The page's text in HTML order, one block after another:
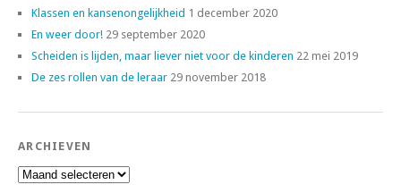
Klassen en kansenongelijkheid 1 december 2020
En weer door! 29 september 2020
Scheiden is lijden, maar liever niet voor de kinderen 22 mei 2019
De zes rollen van de leraar 29 november 2018
ARCHIEVEN
Archieven